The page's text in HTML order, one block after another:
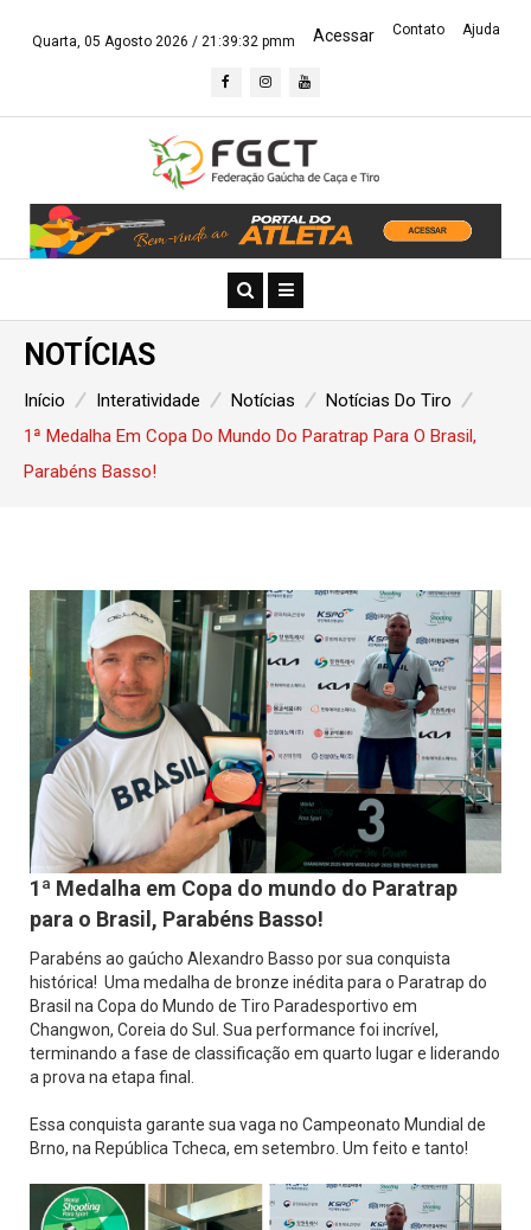
Quarta, 05 Agosto 2026 / 21:39:33 pmm Acessar Contato Ajuda
NOTÍCIAS
Início Interatividade Notícias
Notícias Do Tiro
1ª Medalha Em Copa Do Mundo Do Paratrap Para O Brasil,
Parabéns Basso!
1ª Medalha em Copa do mundo do Paratrap
para o Brasil, Parabéns Basso!
Parabéns ao gaúcho Alexandro Basso por sua conquista
histórica! Uma medalha de bronze inédita para o Paratrap do
Brasil na Copa do Mundo de Tiro Paradesportivo em
Changwon, Coreia do Sul. Sua performance foi incrível,
terminando a fase de classificação em quarto lugar e liderando
a prova na etapa final.
Essa conquista garante sua vaga no Campeonato Mundial de
Brno, na República Tcheca, em setembro. Um feito e tanto!